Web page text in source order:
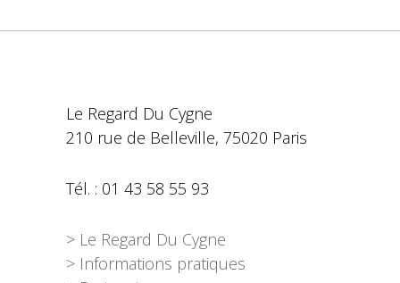
Le Regard Du Cygne
210 rue de Belleville, 75020 Paris
Tél. : 01 43 58 55 93
> Le Regard Du Cygne
> Informations pratiques